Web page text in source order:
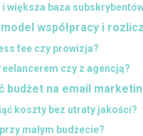
większa baza
współpracy i
fee czy prowizja?
czy z agencją?
budżet na email
koszty bez utraty jakości?
małym budżecie?